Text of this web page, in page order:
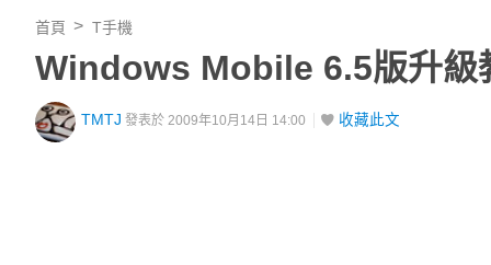
首頁 T手機
Windows Mobile 6.5版升級
TMTJ 發表於 2009年10月14日 14:00 收藏此文